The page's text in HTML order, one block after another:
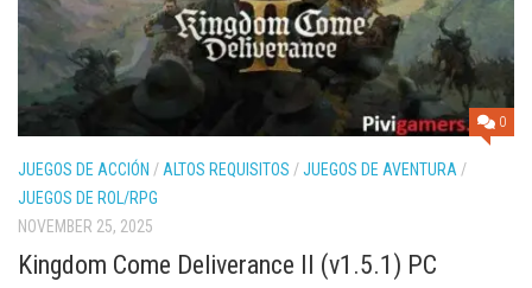
0
JUEGOS DE ACCIÓN / ALTOS REQUISITOS /JUEGOS DE AVENTURA /
JUEGOS DE ROL/RPG
NOVEMBER 25, 2025
Kingdom Come Deliverance II (v1.5.1) PC